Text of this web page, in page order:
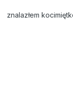
znalazłem